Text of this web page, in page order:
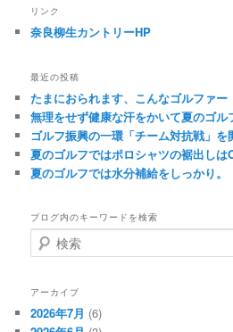
リンク
奈良柳生カントリーHP
最近の投稿
たまにおられます、こんなゴルファー
無理をせず健康な汗をかいて夏のゴル
ゴルフ振興の一環「チーム対抗戦」を
夏のゴルフではポロシャツの裾出しは
夏のゴルフでは水分補給をしっかり。
ブログ内のキーワードを検索
検
索
アーカイブ
2026年7月 (6)